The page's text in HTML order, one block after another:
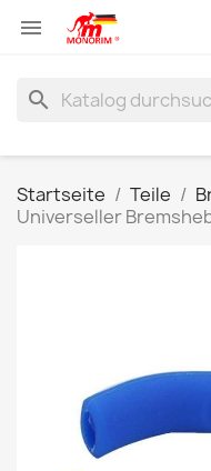

search
Startseite Teile
Universeller